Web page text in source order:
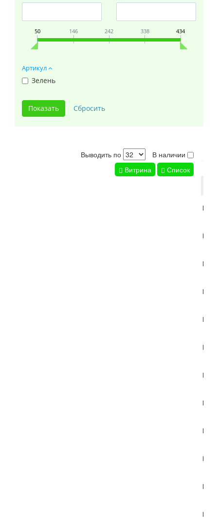
50 146 242 338 434
Артикул
Зелень
Выводить по
В наличии
Витрина
Список